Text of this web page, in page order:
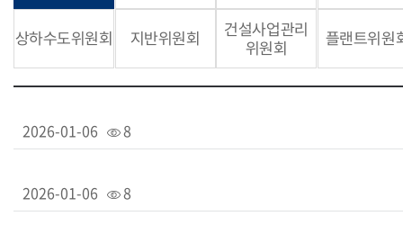
상하수도위원회 지반위원회
건설사업관리
위원회
플랜트위원
2026-01-06 8
2026-01-06 8